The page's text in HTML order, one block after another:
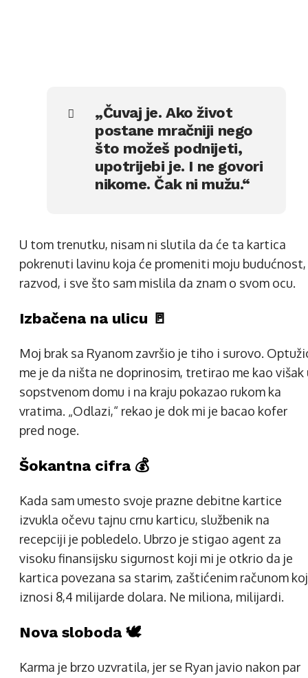
„Čuvaj je. Ako život
postane mračniji nego
što možeš podnijeti,
upotrijebi je. I ne govori
nikome. Čak ni mužu.“
U tom trenutku, nisam ni slutila da će ta kartica
pokrenuti lavinu koja će promeniti moju budućnost,
razvod, i sve što sam mislila da znam o svom ocu.
Izbačena na ulicu 🚪
Moj brak sa Ryanom završio je tiho i surovo.
me je da ništa ne doprinosim, tretirao me kao višak
sopstvenom domu i na kraju pokazao rukom ka
vratima. „Odlazi,“ rekao je dok mi je bacao kofer
pred noge.
Šokantna cifra 💰
Kada sam umesto svoje prazne debitne kartice
izvukla očevu tajnu crnu karticu, službenik na
recepciji je pobledelo. Ubrzo je stigao agent za
visoku finansijsku sigurnost koji mi je otkrio da je
kartica povezana sa starim, zaštićenim računom
iznosi 8,4 milijarde dolara. Ne miliona, milijardi.
Nova sloboda 🕊️
Karma je brzo uzvratila, jer se Ryan javio nakon par